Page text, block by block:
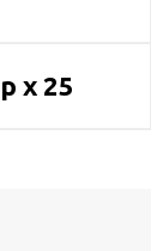
х 25